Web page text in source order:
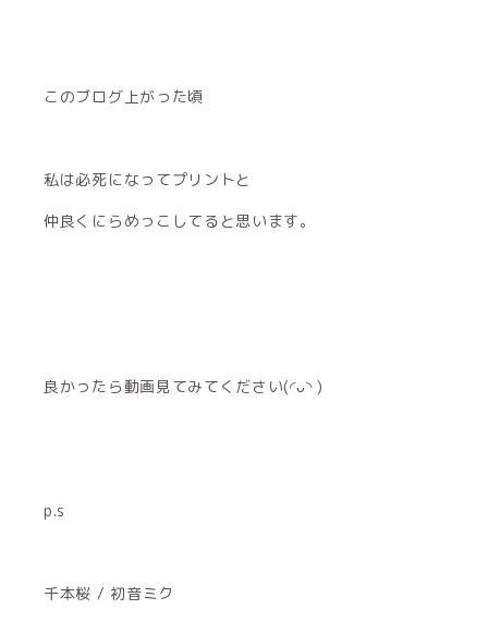
このブログ上がった頃
私は必死になってプリントと
仲良くにらめっこしてると思います。
良かったら動画見てみてください(◜ᴗ◝ )
p.s
千本桜 / 初音ミク